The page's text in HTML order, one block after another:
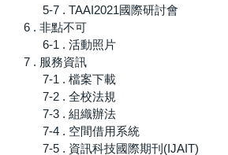
5-7 . TAAI2021國際研討會
6 . 非點不可
6-1 . 活動照片
7 . 服務資訊
7-1 . 檔案下載
7-2 . 全校法規
7-3 . 組織辦法
7-4 . 空間借用系統
7-5 . 資訊科技國際期刊(IJAIT)